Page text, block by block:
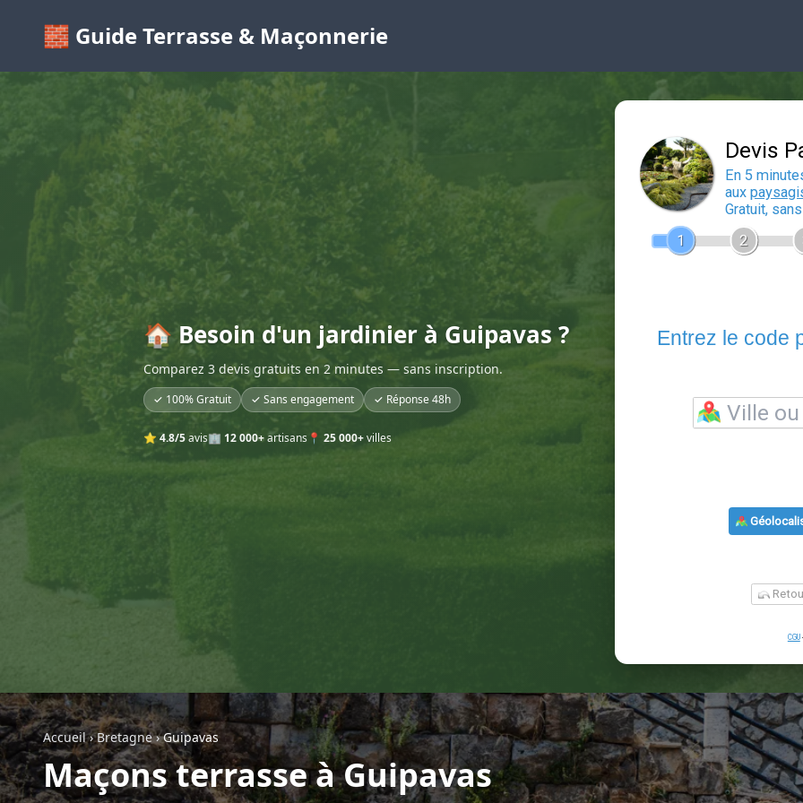
🧱 Guide Terrasse & Maçonnerie
🏠 Besoin d'un jardinier à Guipavas ?
Comparez 3 devis gratuits en 2 minutes — sans inscription.
✓ 100% Gratuit ✓ Sans engagement ✓ Réponse 48h
⭐ 4.8/5avis🏢 12 000+artisans 📍 25 000+villes
Accueil›Bretagne›Guipavas
Maçons terrasse à Guipavas